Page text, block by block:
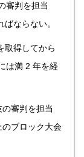
審判を担当
ならない。
取得してから
は満 2 年を経
審判を担当
ブロック大会